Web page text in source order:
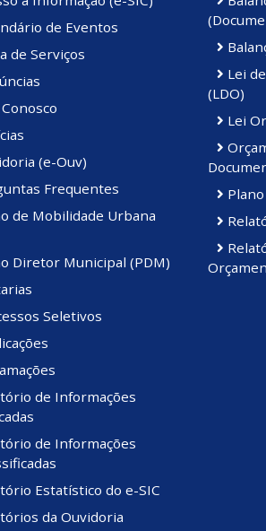
de Eventos
de Serviços
(e-Ouv)
Frequentes
de Mobilidade Urbana
Diretor Municipal (PDM)
Seletivos
de Informações
de Informações
Estatístico do e-SIC
da Ouvidoria
Lei
(LDO)
Lei